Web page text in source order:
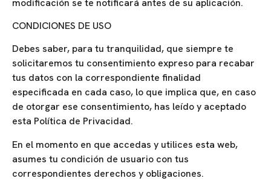
CONDICIONES DE USO
Debes saber, para tu tranquilidad, que siempre te
solicitaremos tu consentimiento expreso para recabar
tus datos con la correspondiente finalidad
especificada en cada caso, lo que implica que, en caso
de otorgar ese consentimiento, has leído y aceptado
esta Política de Privacidad.
En el momento en que accedas y utilices esta web,
asumes tu condición de usuario con tus
correspondientes derechos y obligaciones.